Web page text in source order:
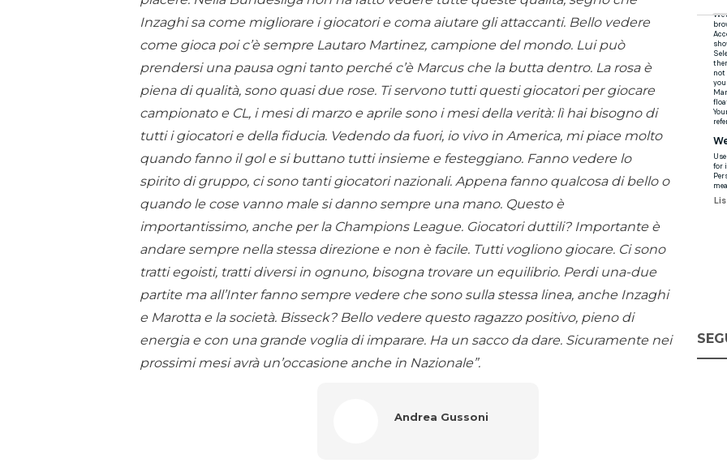
Inzaghi sa come migliorare i giocatori e coma aiutare gli attaccanti. Bello vedere
come gioca poi c’è sempre Lautaro Martinez, campione del mondo. Lui può
prendersi una pausa ogni tanto perché c’è Marcus che la butta dentro. La rosa è
piena di qualità, sono quasi due rose. Ti servono tutti questi giocatori per giocare
campionato e CL, i mesi di marzo e aprile sono i mesi della verità: lì hai bisogno di
tutti i giocatori e della fiducia. Vedendo da fuori, io vivo in America, mi piace molto
quando fanno il gol e si buttano tutti insieme e festeggiano. Fanno vedere lo
spirito di gruppo, ci sono tanti giocatori nazionali. Appena fanno qualcosa di bello o
quando le cose vanno male si danno sempre una mano. Questo è
importantissimo, anche per la Champions League. Giocatori duttili? Importante è
andare sempre nella stessa direzione e non è facile. Tutti vogliono giocare. Ci sono
tratti egoisti, tratti diversi in ognuno, bisogna trovare un equilibrio. Perdi una-due
partite ma all’Inter fanno sempre vedere che sono sulla stessa linea, anche Inzaghi
e Marotta e la società. Bisseck? Bello vedere questo ragazzo positivo, pieno di
energia e con una grande voglia di imparare. Ha un sacco da dare. Sicuramente nei
prossimi mesi avrà un’occasione anche in Nazionale”.
Andrea Gussoni